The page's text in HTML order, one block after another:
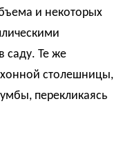
и некоторых
саду. Те же
столешницы,
перекликаясь